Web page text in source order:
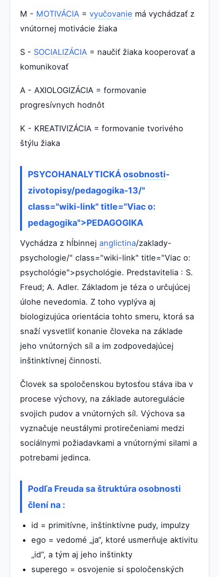
M - MOTIVÁCIA = vyučovanie má vychádzať z
vnútornej motivácie žiaka
S - SOCIALIZÁCIA = naučiť žiaka kooperovať a
komunikovať
A - AXIOLOGIZÁCIA = formovanie
progresívnych hodnôt
K - KREATIVIZÁCIA = formovanie tvorivého
štýlu žiaka
PSYCOHANALYTICKÁosobnosti-
zivotopisy/pedagogika-13/"
class="wiki-link" title="Viac o:
pedagogika">PEDAGOGIKA
Vychádza z hĺbinnej anglictina/zaklady-
psychologie/" class="wiki-link" title="Viac o:
psychológie">psychológie. Predstavitelia : S.
Freud; A. Adler. Základom je téza o určujúcej
úlohe nevedomia. Z toho vyplýva aj
biologizujúca orientácia tohto smeru, ktorá sa
snaží vysvetliť konanie človeka na základe
jeho vnútorných síl a im zodpovedajúcej
inštinktívnej činnosti.
Človek sa spoločenskou bytosťou stáva iba v
procese výchovy, na základe autoregulácie
svojich pudov a vnútorných síl. Výchova sa
vyznačuje neustálymi protirečeniami medzi
sociálnymi požiadavkami a vnútornými silami a
potrebami jedinca.
Podľa Freuda sa štruktúra osobnosti
člení na :
id = primitívne, inštinktívne pudy, impulzy
ego = vedomé „ja“, ktoré usmerňuje aktivitu
„id“, a tým aj jeho inštinkty
superego = osvojenie si spoločenských